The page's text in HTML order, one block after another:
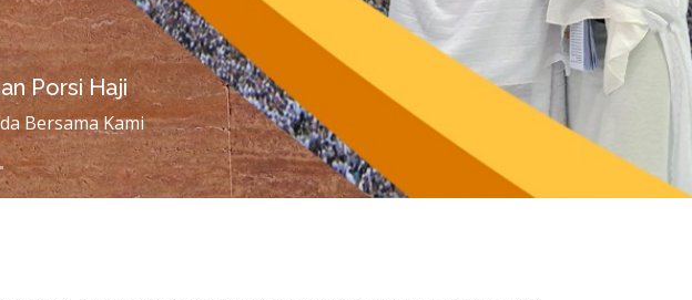
Porsi Haji
Bersama Kami